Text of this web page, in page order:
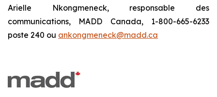
Arielle Nkongmeneck, responsable des
communications, MADD Canada, 1-800-665-6233
poste 240 ou ankongmeneck@madd.ca